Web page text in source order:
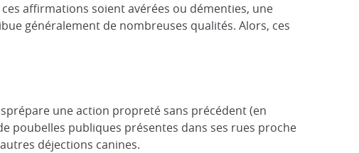
ces affirmations soient avérées ou démenties, une
généralement de nombreuses qualités. Alors, ces
une action propreté sans précédent (en
poubelles publiques présentes dans ses rues proche
déjections canines.